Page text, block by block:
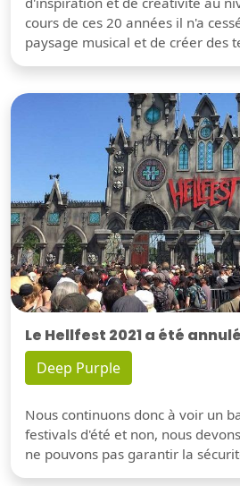
cours de ces 20 années il n'a
paysage musical et de créer des
Le Hellfest 2021 a été annulé
Deep Purple
Nous continuons donc à voir un
festivals d'été et non, nous
ne pouvons pas garantir la